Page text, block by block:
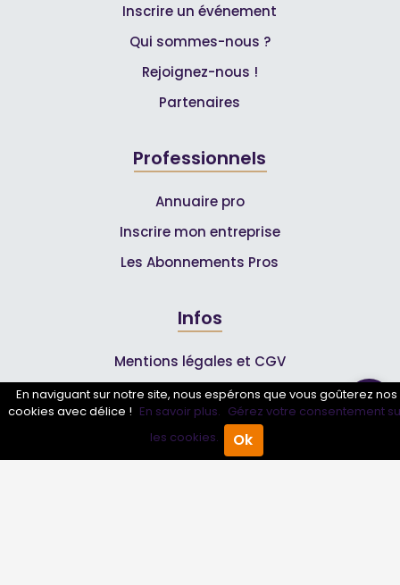
Annuaire Pro Agenda
Inscrire un événement
Qui sommes-nous ?
Rejoignez-nous !
Partenaires
Professionnels
Annuaire pro
Inscrire mon entreprise
Les Abonnements Pros
Infos
Mentions légales et CGV
Suivez-nous
En naviguant sur notre site, nous espérons que vous goûterez nos
cookies avec délice ! En savoir plus. Gérez votre consentement
les cookies.
Ok